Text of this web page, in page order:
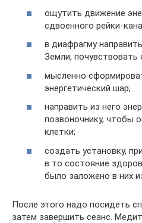
ощутить движение
сдвоенного рейки-
в диафрагму
Земли, почувствовать
мысленно
энергетический шар;
направить из него
позвоночнику, чтобы
клетки;
создать установку,
в то состояние
было заложено в них
После этого надо посидеть
затем завершить сеанс.